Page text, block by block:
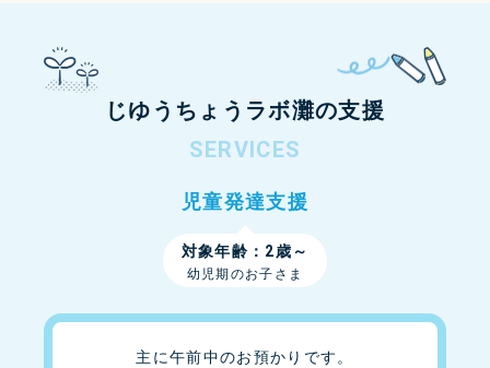
じゆうちょうラボ灘の支援
SERVICES
児童発達支援
対象年齢：2歳～
幼児期のお子さま
主に午前中のお預かりです。